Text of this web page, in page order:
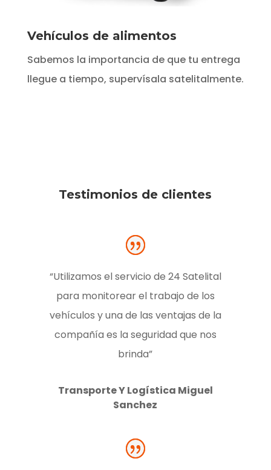
Vehículos de alimentos
Sabemos la importancia de que tu entrega
llegue a tiempo, supervísala satelitalmente.
Testimonios de clientes
“Utilizamos el servicio de 24 Satelital
para monitorear el trabajo de los
vehículos y una de las ventajas de la
compañía es la seguridad que nos
brinda”
Transporte Y Logística Miguel
Sanchez